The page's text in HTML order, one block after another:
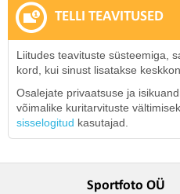
TELLI TEAVITUSED
Liitudes teavituste süsteemiga,
kord, kui sinust lisatakse
Osalejate privaatsuse ja
võimalike kuritarvituste
sisselogitud kasutajad.
Sportfoto OÜ